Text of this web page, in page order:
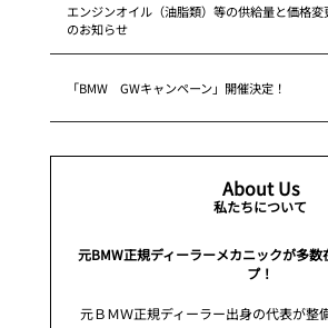
エンジンオイル（油脂類）等の供給量と価格変
のお知らせ
「BMW GWキャンペーン」開催決定！
About Us
私たちについて
元BMW正規ディーラーメカニックが多数
プ！
元ＢＭＷ正規ディーラー出身の代表が整